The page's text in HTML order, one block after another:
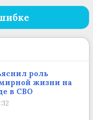
роль
жизни на
в СВО